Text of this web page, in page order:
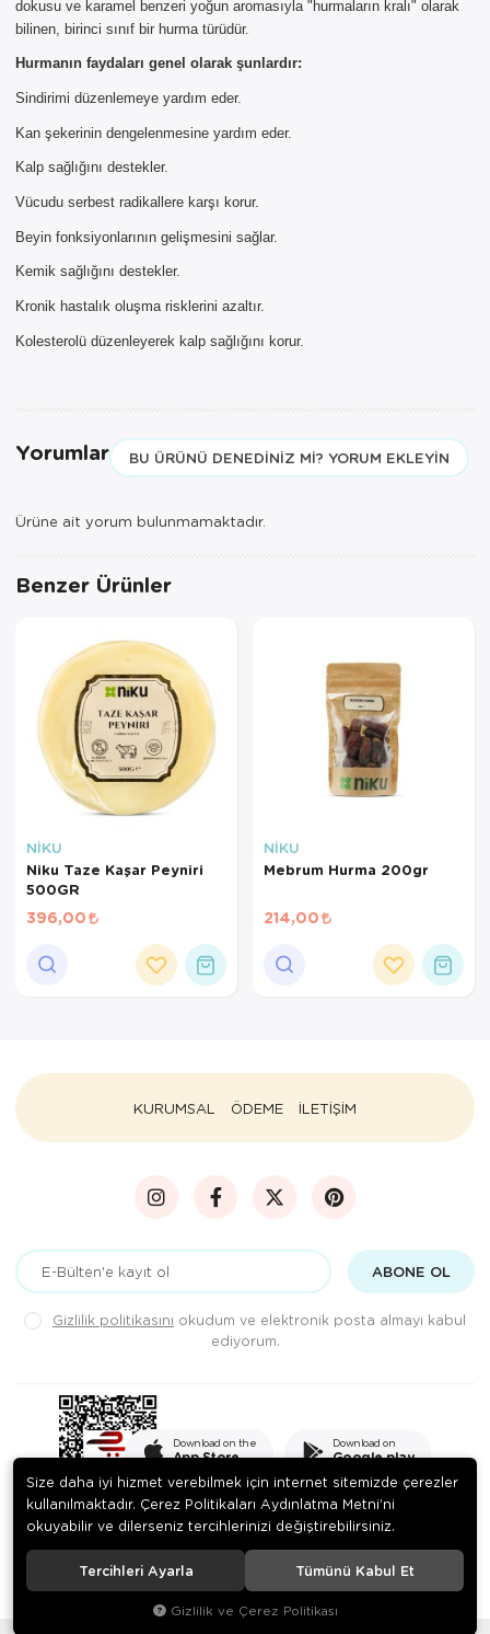
dokusu ve karamel benzeri yoğun aromasıyla "hurmaların kralı" olarak
bilinen, birinci sınıf bir hurma türüdür.
Hurmanın faydaları genel olarak şunlardır:
Sindirimi düzenlemeye yardım eder.
Kan şekerinin dengelenmesine yardım eder.
Kalp sağlığını destekler.
Vücudu serbest radikallere karşı korur.
Beyin fonksiyonlarının gelişmesini sağlar.
Kemik sağlığını destekler.
Kronik hastalık oluşma risklerini azaltır.
Kolesterolü düzenleyerek kalp sağlığını korur.
Yorumlar BU ÜRÜNÜ DENEDINIZ MI? YORUM EKLEYIN
Ürüne ait yorum bulunmamaktadır.
Benzer Ürünler
NİKU
Niku Taze Kaşar Peyniri
500GR
396,00
NİKU
Mebrum Hurma 200gr
214,00
KURUMSAL ÖDEME İLETİŞİM
ABONE OL
Gizlilik politikasını okudum ve elektronik posta almayı kabul
ediyorum.
Download on the
App Store
Download on
Google play
© 2020PEKSADE GIDA SANAYİ VE TİCARET LİMİTED ŞİRKETİ
hakları saklıdır.
Size daha iyi hizmet verebilmek için internet sitemizde çerezler
kullanılmaktadır. Çerez Politikaları Aydınlatma Metni’ni
okuyabilir ve dilerseniz tercihlerinizi değiştirebilirsiniz.
Tercihleri Ayarla Tümünü Kabul Et
Gizlilik ve Çerez Politikası
AYNI GÜN
TESLİMAT
ÜRÜNLERİ
ürünü bulunduğu için AYNI GÜN
TESLİMAT kargo seçeneği dışında
seçemezsiniz. NOT: AYNI GÜN
TESLİMAT hizmeti sadece İSTANBUL
ve 850TL üzeri siparişler için